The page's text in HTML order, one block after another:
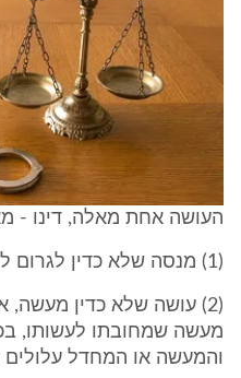
העושה אחת מאלה, דינו -
(1) מנסה שלא כדין לגרום למותו של אדם;
(2) עושה שלא כדין מעשה,
מעשה שמחובתו לעשותו,
והמעשה או המחדל